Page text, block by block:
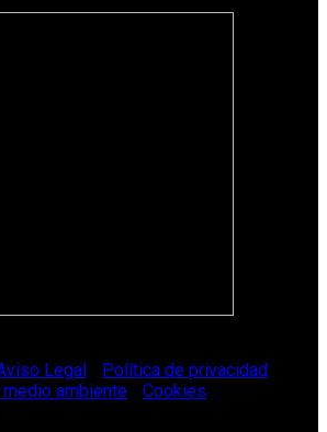
Legal Política de privacidad
ambiente
Cookies